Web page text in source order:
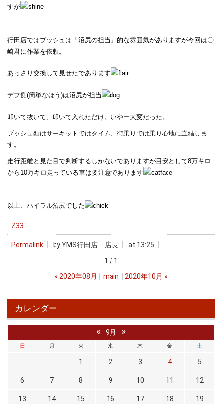
すが
行田店ではブッシュは「沼尻の担当」的な雰囲気がありますが今回は〇
崎君に作業を依頼。
あっさり交換して見せたであります
デフ側(簡単なほう)は沼尻が担当
叩いて抜いて、叩いて入れただけ。いやー大変だった。
ブッシュ類はサーキットではタイム、街乗りでは乗り心地に直結しま
す。
走行距離と見た目で判断するしかないでありますが目安として8万キロ
から10万キロ走っている車は要注意であります
以上、ハイラル沼尻でした
Z33
Permalink by YMS行田店 店長
at 13:25
1 / 1
« 2020年08月 main 2020年10月 »
カレンダー
« 9月 »
日 月 火 水 木 金 土
1 2 3 4 5
6 7 8 9 10 11 12
13 14 15 16 17 18 19